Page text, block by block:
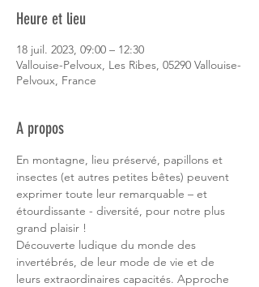
Heure et lieu
18 juil. 2023, 09:00 – 12:30
Vallouise-Pelvoux, Les Ribes, 05290 Vallouise-
Pelvoux, France
A propos
En montagne, lieu préservé, papillons et
insectes (et autres petites bêtes) peuvent
exprimer toute leur remarquable – et
étourdissante - diversité, pour notre plus
grand plaisir !
Découverte ludique du monde des
invertébrés, de leur mode de vie et de
leurs extraordinaires capacités. Approche